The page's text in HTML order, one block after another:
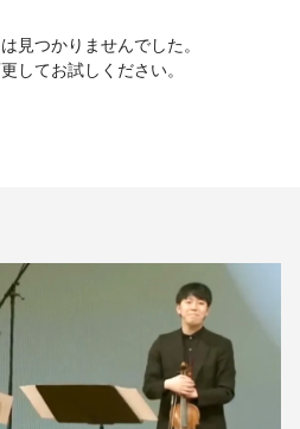
見つかりませんでした。
してお試しください。